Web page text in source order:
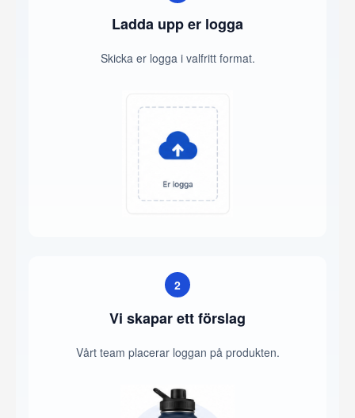
Ladda upp er logga
Skicka er logga i valfritt format.
2
Vi skapar ett förslag
Vårt team placerar loggan på produkten.